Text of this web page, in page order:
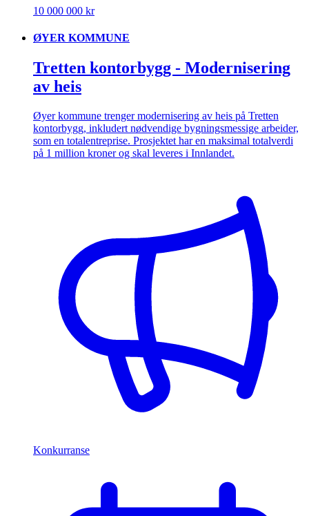
10 000 000 kr
ØYER KOMMUNE
Tretten kontorbygg - Modernisering
av heis
Øyer kommune trenger modernisering av heis på Tretten
kontorbygg, inkludert nødvendige bygningsmessige arbeider,
som en totalentreprise. Prosjektet har en maksimal totalverdi
på 1 million kroner og skal leveres i Innlandet.
Konkurranse